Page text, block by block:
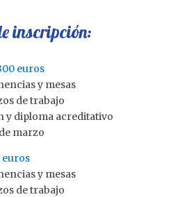
inscripción:
euros
y mesas
de trabajo
y diploma acreditativo
marzo
euros
y mesas
de trabajo